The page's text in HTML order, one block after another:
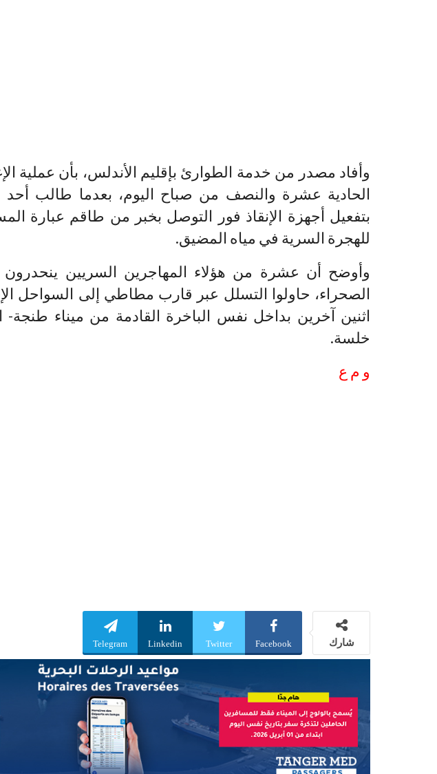
وأفاد مصدر من خدمة الطوارئ بإقليم الأندلس، بأن عملية
الحادية عشرة والنصف من صباح اليوم، بعدما طالب أحد
بتفعيل أجهزة الإنقاذ فور التوصل بخبر من طاقم عبارة
للهجرة السرية في مياه المضيق.
وأوضح أن عشرة من هؤلاء المهاجرين السريين ينحدرون
الصحراء، حاولوا التسلل عبر قارب مطاطي إلى السواحل
اثنين آخرين بداخل نفس الباخرة القادمة من ميناء طنجة-
خلسة.
و م ع
شارك Facebook
Twitter
Linkedin
Telegram